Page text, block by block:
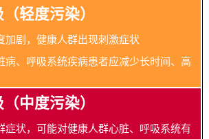
轻度污染）
加剧，健康人群出现刺激症状
病、呼吸系统疾病患者应减少长时间、高
中度污染）
症状，可能对健康人群心脏、呼吸系统有